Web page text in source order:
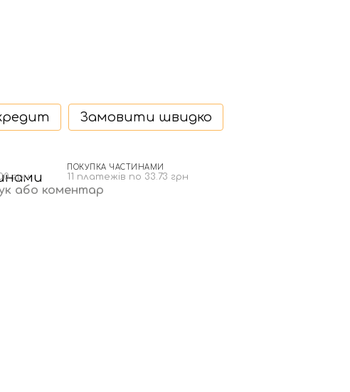
Замовити швидко
грн
ПОКУПКА ЧАСТИНАМИ
11 платежів по 33.73 грн
або коментар